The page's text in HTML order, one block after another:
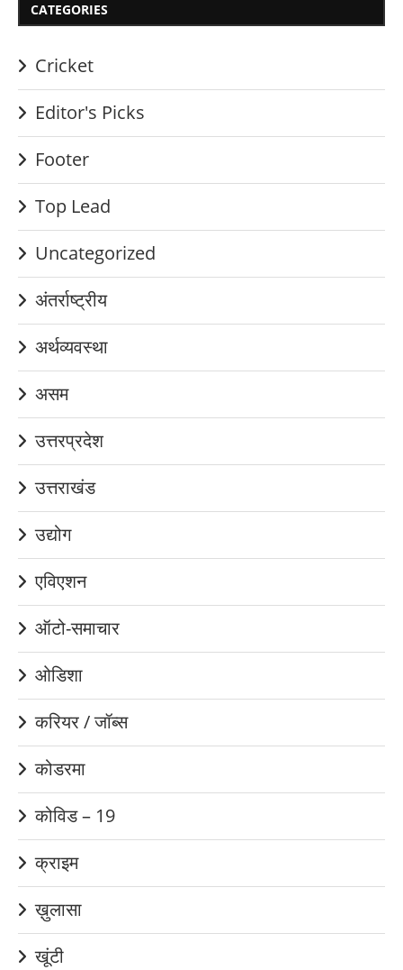
CATEGORIES
Cricket
Editor's Picks
Footer
Top Lead
Uncategorized
अंतर्राष्ट्रीय
अर्थव्यवस्था
असम
उत्तरप्रदेश
उत्तराखंड
उद्योग
एविएशन
ऑटो-समाचार
ओडिशा
करियर / जॉब्स
कोडरमा
कोविड – 19
क्राइम
ख़ुलासा
खूंटी